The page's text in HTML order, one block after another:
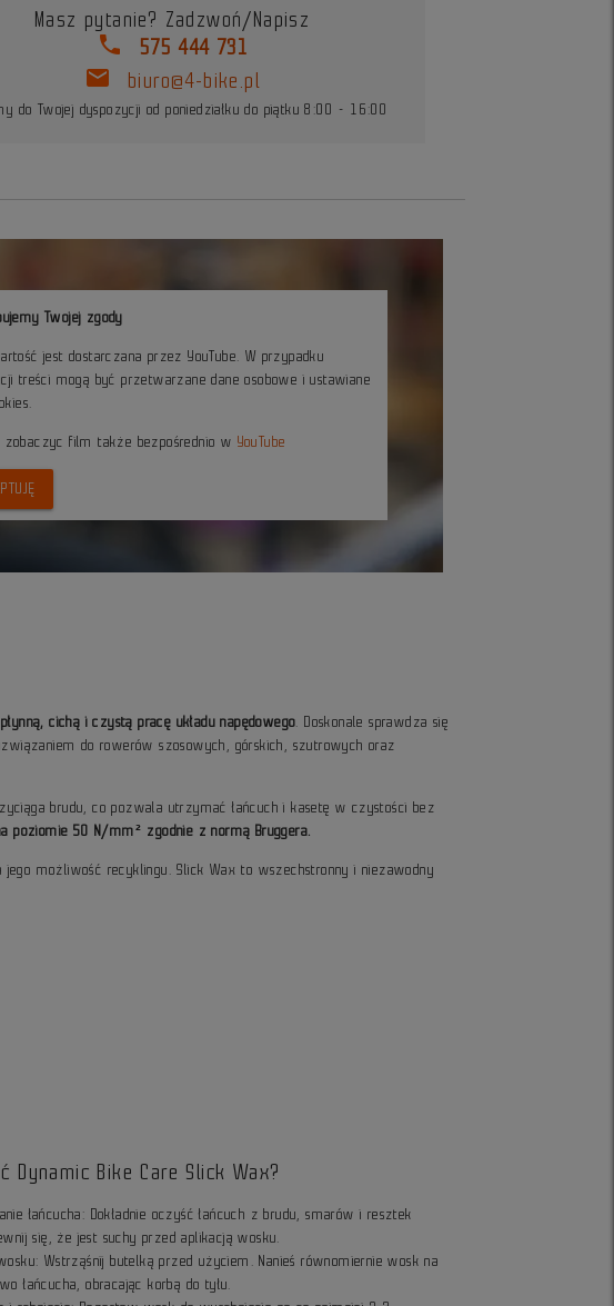
Masz pytanie? Zadzwoń/Napisz
phone 575 444 731
mail biuro@4-bike.pl
do Twojej dyspozycji od poniedziałku do piątku 8:00 - 16:00
Twojej zgody
jest dostarczana przez YouTube. W przypadku
treści mogą być przetwarzane dane osobowe i ustawiane
zobaczyc film także bezpośrednio w YouTube
cichą i czystą pracę układu napędowego . Doskonale sprawdza się
do rowerów szosowych, górskich, szutrowych oraz
brudu, co pozwala utrzymać łańcuch i kasetę w czystości bez
poziomie 50 N/mm² zgodnie z normą Bruggera.
możliwość recyklingu. Slick Wax to wszechstronny i niezawodny
Dynamic Bike Care Slick Wax?
łańcucha: Dokładnie oczyść łańcuch z brudu, smarów i resztek
się, że jest suchy przed aplikacją wosku.
Wstrząśnij butelką przed użyciem. Nanieś równomiernie wosk na
łańcucha, obracając korbą do tyłu.